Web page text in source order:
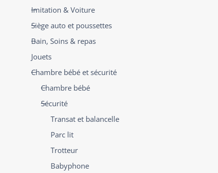
Imitation & Voiture
Siège auto et poussettes
Bain, Soins & repas
Jouets
Chambre bébé et sécurité
Chambre bébé
Sécurité
Transat et balancelle
Parc lit
Trotteur
Babyphone